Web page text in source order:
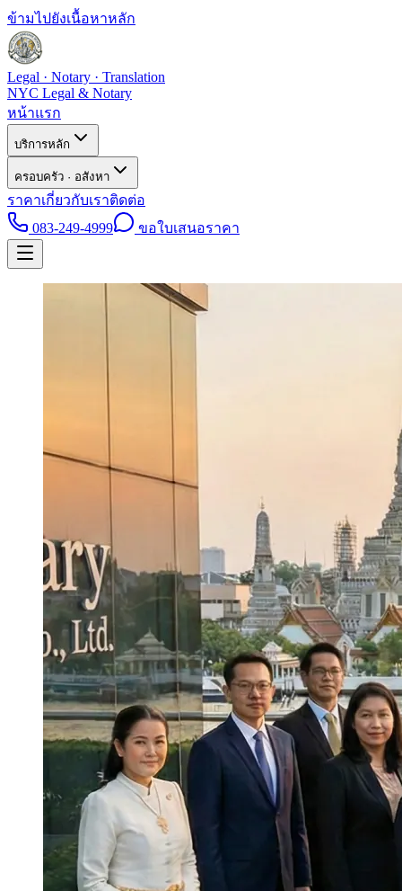
ข้ามไปยังเนื้อหาหลัก
Legal · Notary · Translation
NYC Legal & Notary
หน้าแรก
บริการหลัก
ครอบครัว · อสังหา
ราคาเกี่ยวกับเราติดต่อ
083-249-4999
ขอใบเสนอราคา